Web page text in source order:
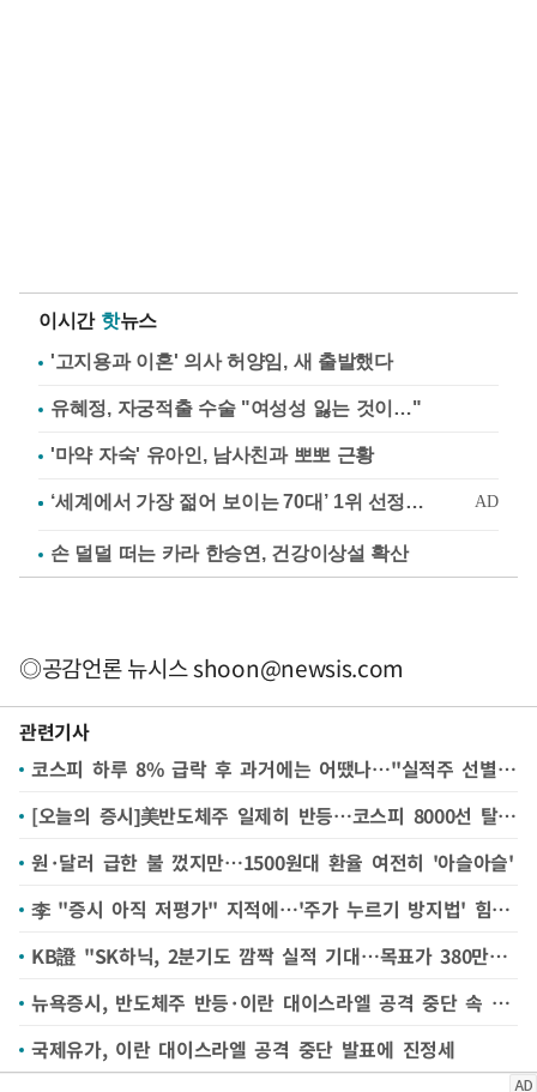
이시간 핫뉴스
'고지용과 이혼' 의사 허양임, 새 출발했다
유혜정, 자궁적출 수술 "여성성 잃는 것이…"
'마약 자숙' 유아인, 남사친과 뽀뽀 근황
손 덜덜 떠는 카라 한승연, 건강이상설 확산
◎공감언론 뉴시스shoon@newsis.com
관련기사
코스피 하루 8% 급락 후 과거에는 어땠나…"실적주 선별 기회"
[오늘의 증시]美반도체주 일제히 반등…코스피 8000선 탈환 시도
원·달러 급한 불 껐지만…1500원대 환율 여전히 '아슬아슬'
李 "증시 아직 저평가" 지적에…'주가 누르기 방지법' 힘 실린다
KB證 "SK하닉, 2분기도 깜짝 실적 기대…목표가 380만원 유지"
뉴욕증시, 반도체주 반등·이란 대이스라엘 공격 중단 속 혼조 마감
국제유가, 이란 대이스라엘 공격 중단 발표에 진정세